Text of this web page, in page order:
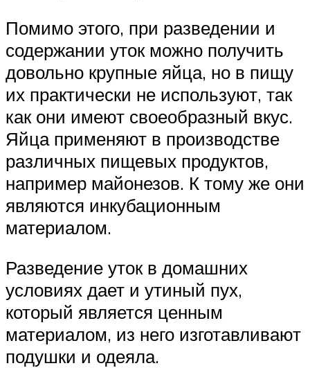
Помимо этого, при разведении и
содержании уток можно получить
довольно крупные яйца, но в пищу
их практически не используют, так
как они имеют своеобразный вкус.
Яйца применяют в производстве
различных пищевых продуктов,
например майонезов. К тому же они
являются инкубационным
материалом.
Разведение уток в домашних
условиях дает и утиный пух,
который является ценным
материалом, из него изготавливают
подушки и одеяла.